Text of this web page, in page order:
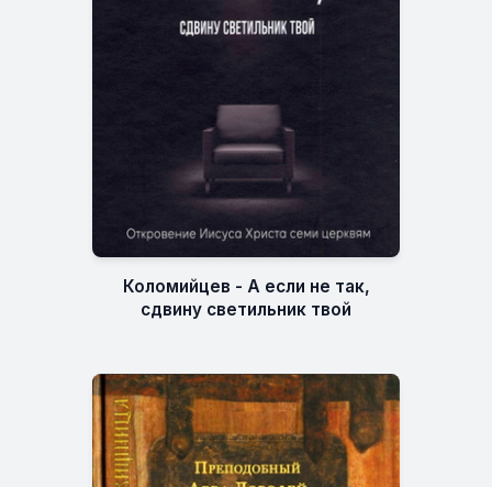
Коломийцев - А если не так,
сдвину светильник твой